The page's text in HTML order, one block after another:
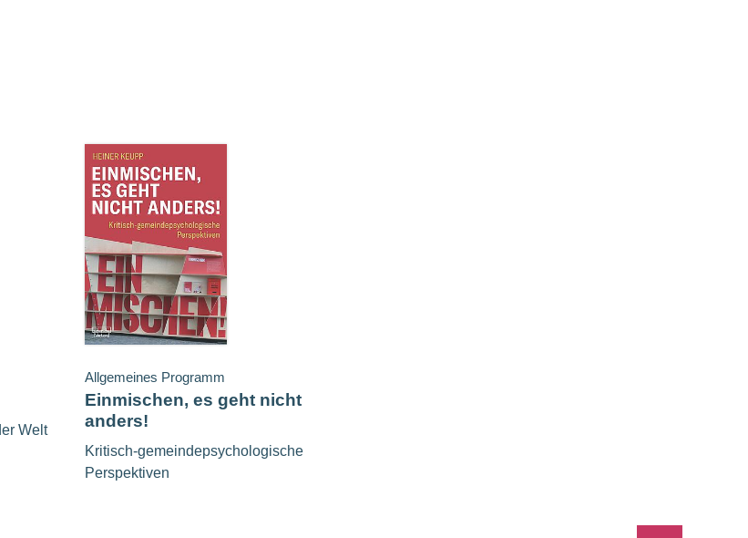
Welt
Allgemeines Programm
Einmischen, es geht nicht
anders!
Kritisch-gemeindepsychologische
Perspektiven